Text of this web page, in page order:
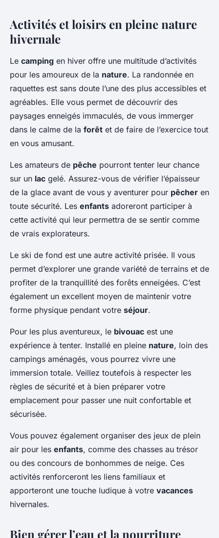
Activités et loisirs en pleine nature
hivernale
Le camping en hiver offre une multitude d’activités
pour les amoureux de la nature. La randonnée en
raquettes est sans doute l’une des plus accessibles et
agréables. Elle vous permet de découvrir des
paysages enneigés immaculés, de vous immerger
dans le calme de la forêt et de faire de l’exercice tout
en vous amusant.
Les amateurs de pêche pourront tenter leur chance
sur un lac gelé. Assurez-vous de vérifier l’épaisseur
de la glace avant de vous y aventurer pour pêcher en
toute sécurité. Les enfants adoreront participer à
cette activité qui leur permettra de se sentir comme
de vrais explorateurs.
Le ski de fond est une autre activité prisée. Il vous
permet d’explorer une grande variété de terrains et de
profiter de la tranquillité des forêts enneigées. C’est
également un excellent moyen de maintenir votre
forme physique pendant votre séjour.
Pour les plus aventureux, le bivouac est une
expérience à tenter. Installé en pleine nature, loin des
campings aménagés, vous pourrez vivre une
immersion totale. Veillez toutefois à respecter les
règles de sécurité et à bien préparer votre
emplacement pour passer une nuit confortable et
sécurisée.
Vous pouvez également organiser des jeux de plein
air pour les enfants, comme des chasses au trésor
ou des concours de bonhommes de neige. Ces
activités renforceront les liens familiaux et
apporteront une touche ludique à votre vacances
hivernales.
Bien gérer l’eau et la nourriture